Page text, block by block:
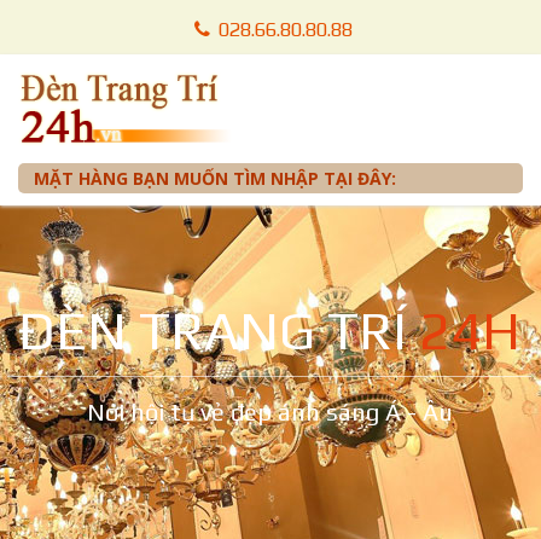
028.66.80.80.88
MẶT HÀNG BẠN MUỐN TÌM NHẬP TẠI ĐÂY:
ĐÈN TRANG TRÍ24H
Nơi hội tụ vẻ đẹp ánh sáng Á - Âu